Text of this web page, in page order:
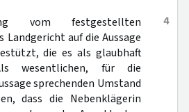
4
vom festgestellten
Landgericht auf die Aussage
die es als glaubhaft
wesentlichen, für die
sprechenden Umstand
dass die Nebenklägerin